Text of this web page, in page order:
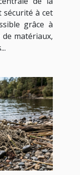
sécurité à cet
grâce à
matériaux,